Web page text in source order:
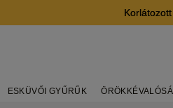
ESKÜVŐI GYŰRŰK